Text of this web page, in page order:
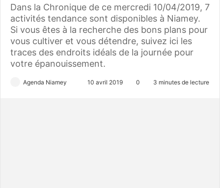
Dans la Chronique de ce mercredi 10/04/2019, 7
activités tendance sont disponibles à Niamey.
Si vous êtes à la recherche des bons plans pour
vous cultiver et vous détendre, suivez ici les
traces des endroits idéals de la journée pour
votre épanouissement.
Agenda Niamey 10 avril 2019 0 3 minutes de lecture